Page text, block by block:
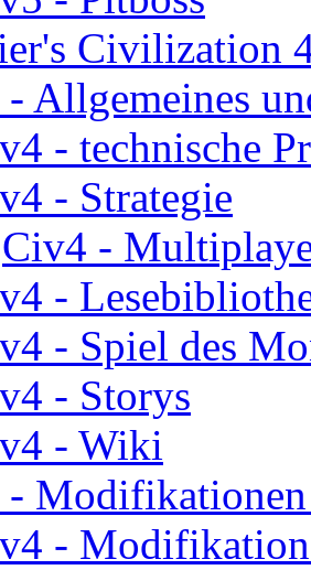
Civilization
Allgemeines
- technische
- Strategie
Civ4 -
-
- Spiel des
- Storys
- Wiki
-